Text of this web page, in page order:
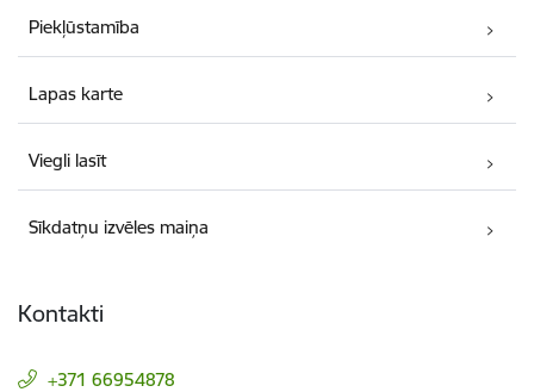
Piekļūstamība
Lapas karte
Viegli lasīt
Sīkdatņu izvēles maiņa
Kontakti
+371 66954878